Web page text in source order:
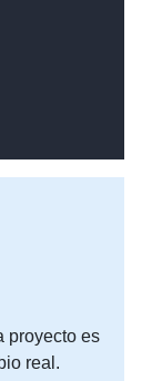
proyecto es
real.